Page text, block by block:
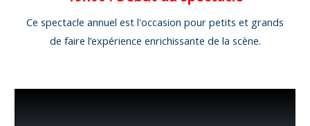
Ce spectacle annuel est l'occasion pour petits et grands
de faire l’expérience enrichissante de la scène.